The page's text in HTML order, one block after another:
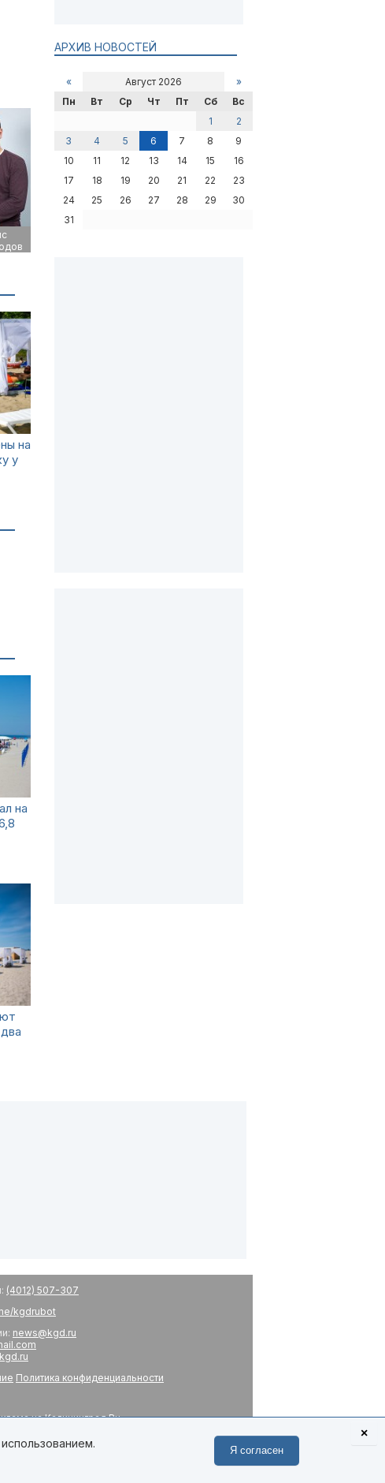
на
у
на
АРХИВ НОВОСТЕЙ
« Август 2026
»
Пн
Вт Ср Чт Пт Сб
Вс
1
2
3
4 5 6 7 8
9
10
11 12 13 14 15
16
17
18 19 20 21 22
23
24
25 26 27 28 29
30
31
(4012) 507-307
kgdrubot
news@kgd.ru
Политика конфиденциальности
на Калининград.Ru
связь
Я согласен
×